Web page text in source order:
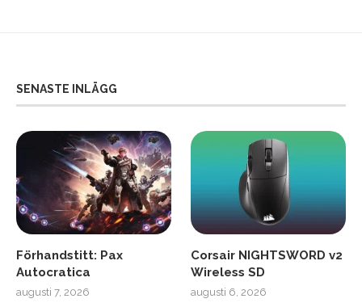
SENASTE INLÄGG
Förhandstitt: Pax
Autocratica
augusti 7, 2026
Corsair NIGHTSWORD v2
Wireless SD
augusti 6, 2026